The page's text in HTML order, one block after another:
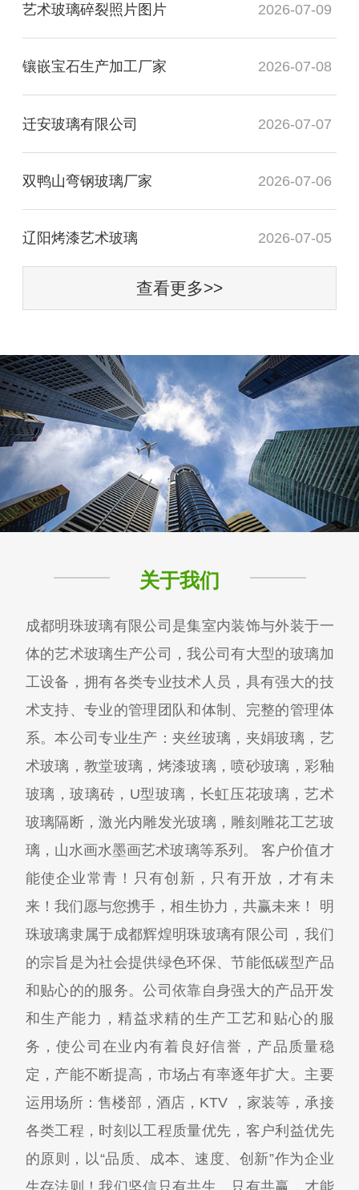
艺术玻璃碎裂照片图片 2026-07-09
镶嵌宝石生产加工厂家 2026-07-08
迁安玻璃有限公司 2026-07-07
双鸭山弯钢玻璃厂家 2026-07-06
辽阳烤漆艺术玻璃 2026-07-05
查看更多>>
关于我们
成都明珠玻璃有限公司是集室内装饰与外装于一
体的艺术玻璃生产公司，我公司有大型的玻璃加
工设备，拥有各类专业技术人员，具有强大的技
术支持、专业的管理团队和体制、完整的管理体
系。本公司专业生产：夹丝玻璃，夹娟玻璃，艺
术玻璃，教堂玻璃，烤漆玻璃，喷砂玻璃，彩釉
玻璃，玻璃砖，U型玻璃，长虹压花玻璃，艺术
玻璃隔断，激光内雕发光玻璃，雕刻雕花工艺玻
璃，山水画水墨画艺术玻璃等系列。 客户价值才
能使企业常青！只有创新，只有开放，才有未
来！我们愿与您携手，相生协力，共赢未来！ 明
珠玻璃隶属于成都辉煌明珠玻璃有限公司，我们
的宗旨是为社会提供绿色环保、节能低碳型产品
和贴心的的服务。公司依靠自身强大的产品开发
和生产能力，精益求精的生产工艺和贴心的服
务，使公司在业内有着良好信誉，产品质量稳
定，产能不断提高，市场占有率逐年扩大。主要
运用场所：售楼部，酒店，KTV ，家装等，承接
各类工程，时刻以工程质量优先，客户利益优先
的原则，以“品质、成本、速度、创新”作为企业